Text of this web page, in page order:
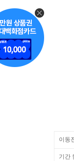
이동
기간